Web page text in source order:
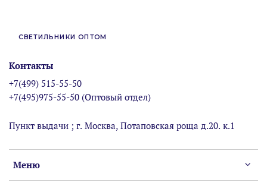
СВЕТИЛЬНИКИ ОПТОМ
Меню
Контакты
+7(499) 515-55-50
+7(495)975-55-50 (Оптовый отдел)
Пункт выдачи ; г. Москва, Потаповская роща д.20. к.1